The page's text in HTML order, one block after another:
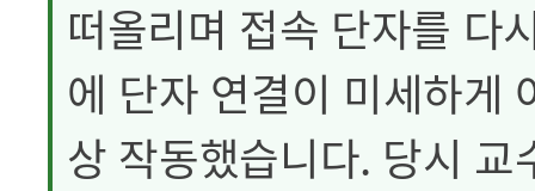
떠올리며 접속 단자를 다
에 단자 연결이 미세하게
상 작동했습니다. 당시